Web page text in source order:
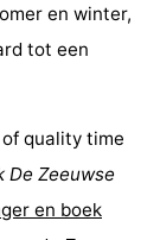
en winter,
tot een
quality time
De Zeeuwse
en boek